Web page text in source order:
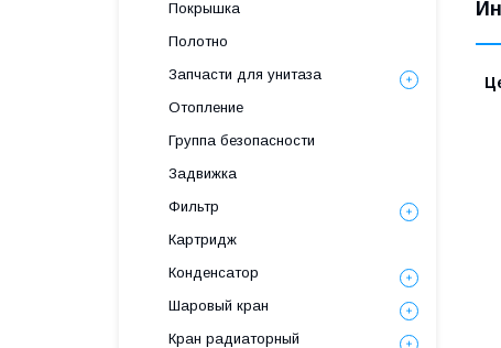
Покрышка
Полотно
Запчасти для унитаза
Отопление
Группа безопасности
Задвижка
Фильтр
Картридж
Конденсатор
Шаровый кран
Кран радиаторный